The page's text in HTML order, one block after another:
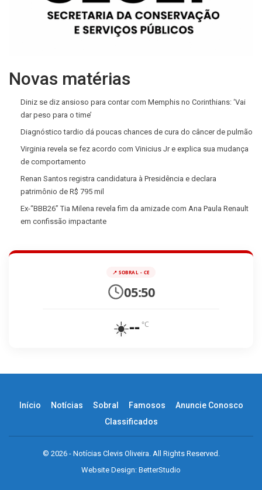
Novas matérias
Diniz se diz ansioso para contar com Memphis no Corinthians: ‘Vai
dar peso para o time’
Diagnóstico tardio dá poucas chances de cura do câncer de pulmão
Virginia revela se fez acordo com Vinicius Jr e explica sua mudança
de comportamento
Renan Santos registra candidatura à Presidência e declara
patrimônio de R$ 795 mil
Ex-“BBB26” Tia Milena revela fim da amizade com Ana Paula Renault
em confissão impactante
📍 SOBRAL - CE
05:50
☀️-- °C
Início Notícias Sobral Famosos
Anuncie Conosco
Classificados
© 2026 - Notícias Clevis Oliveira. All Rights Reserved.
Website Design: BetterStudio